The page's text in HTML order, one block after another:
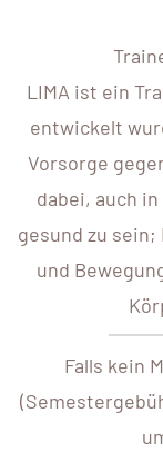
LIMA ist ein
entwickelt
Vorsorge
dabei, auch
gesund zu
und
Falls kein